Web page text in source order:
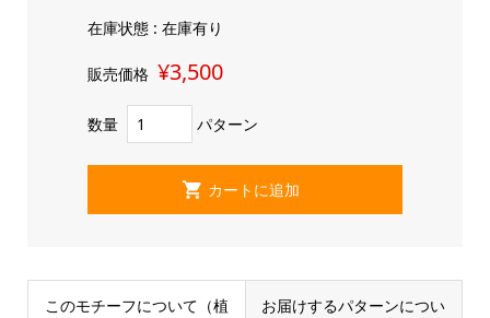
在庫状態 : 在庫有り
販売価格 ¥3,500
数量 パターン
このモチーフについて（植
お届けするパターンについ